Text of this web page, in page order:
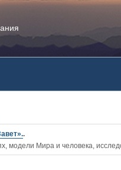
.
модели Мира и человека,